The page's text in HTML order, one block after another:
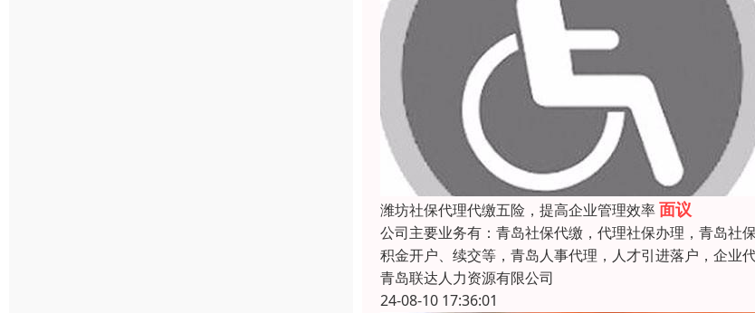
潍坊社保代理代缴五险，提高企业管理效率面议
公司主要业务有：青岛社保代缴，代理社保办理，青岛社
积金开户、续交等，青岛人事代理，人才引进落户，企业
青岛联达人力资源有限公司
24-08-10 17:36:01